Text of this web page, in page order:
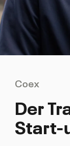
Coex
Der
Start-